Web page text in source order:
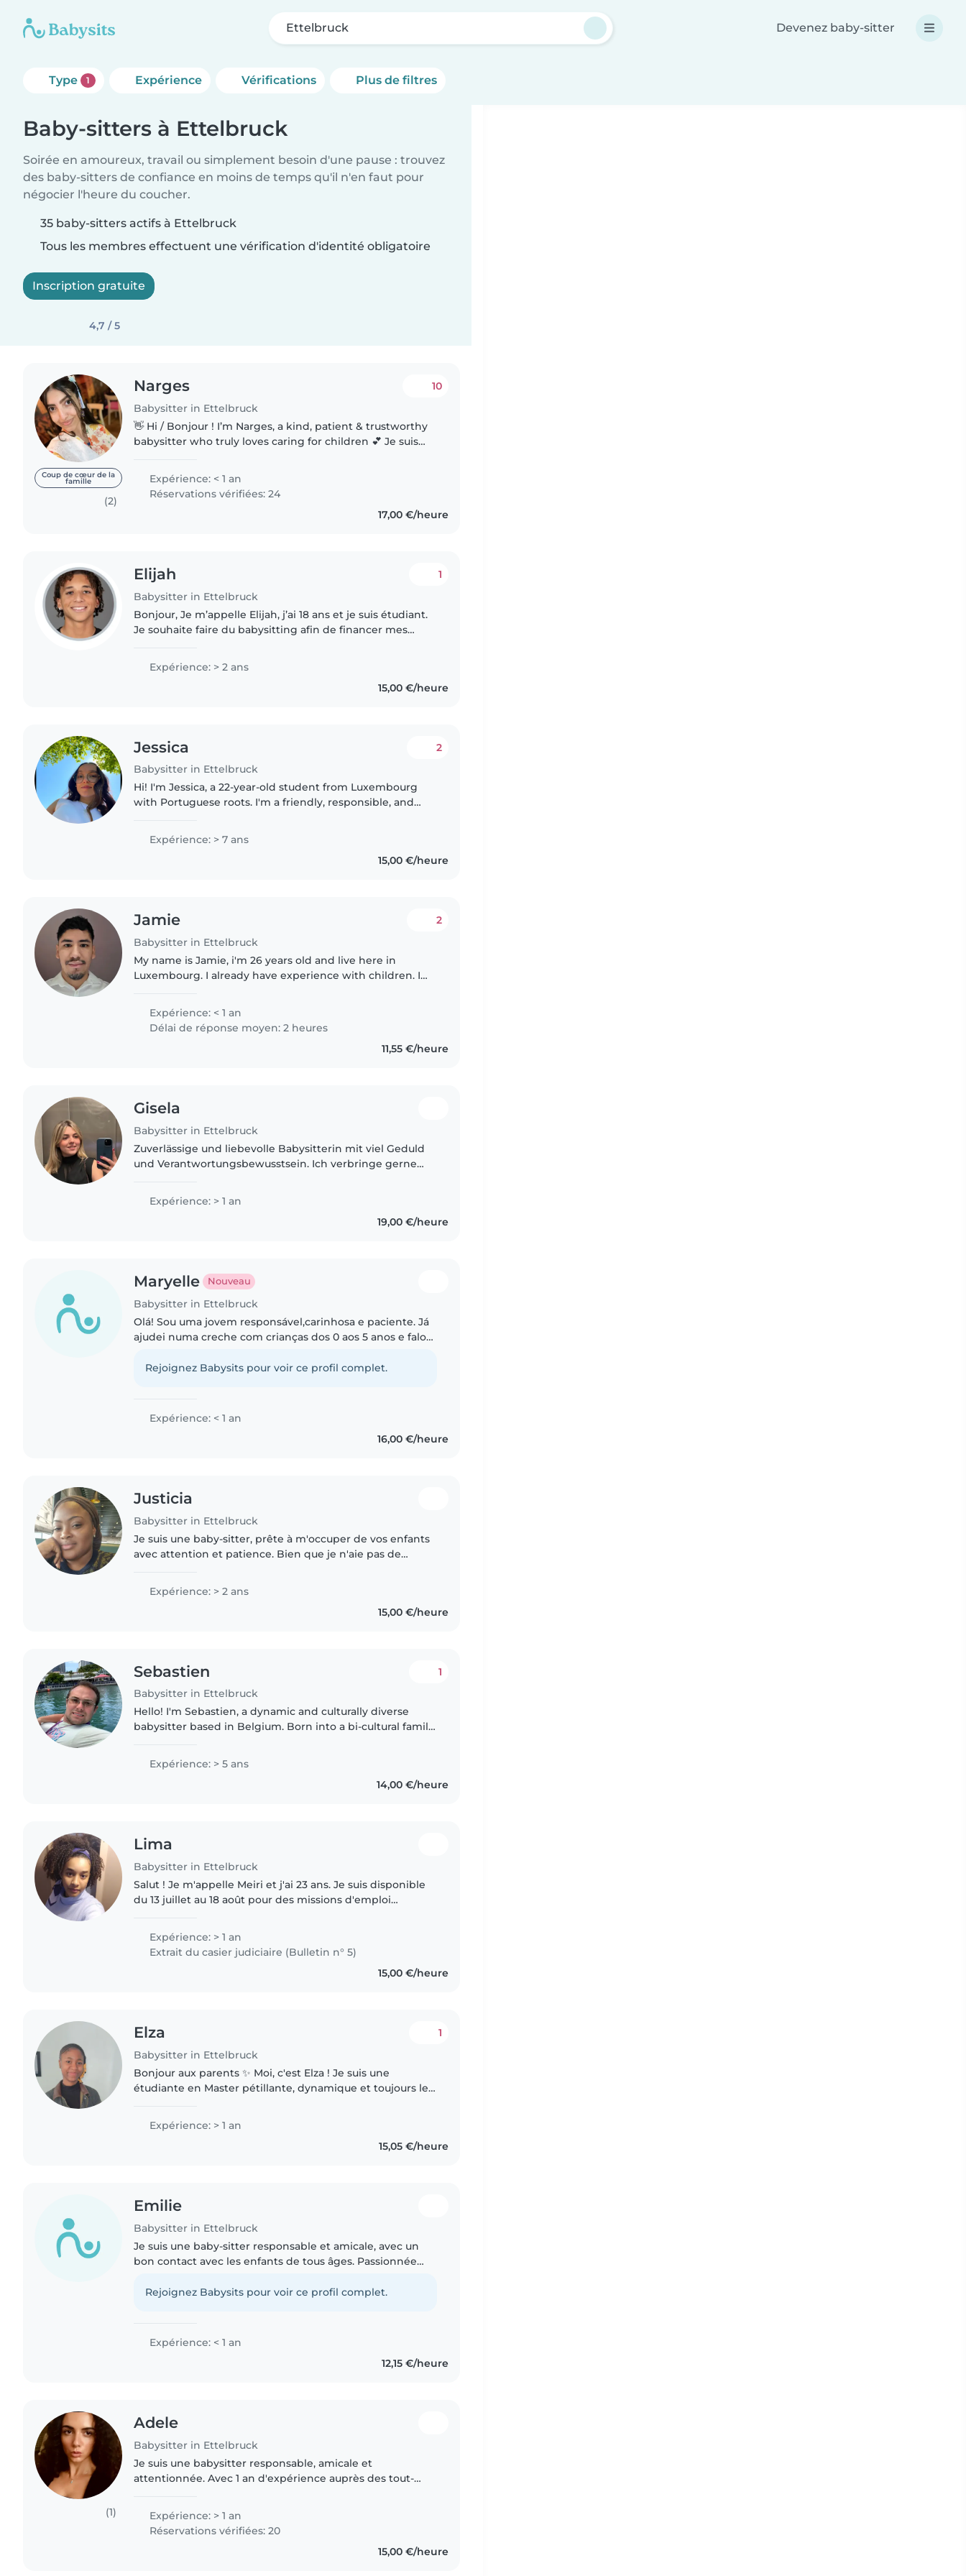
Ettelbruck Devenez baby-sitter
Type 1 Expérience Vérifications Plus de filtres
Baby-sitters à Ettelbruck
Soirée en amoureux, travail ou simplement besoin d'une pause : trouvez
des baby-sitters de confiance en moins de temps qu'il n'en faut pour
négocier l'heure du coucher.
35 baby-sitters actifs à Ettelbruck
Tous les membres effectuent une vérification d'identité obligatoire
Inscription gratuite
4,7 / 5
Coup de cœur de la
famille
(2)
Narges
Babysitter in Ettelbruck
10
👋 Hi / Bonjour ! I’m Narges, a kind, patient & trustworthy
babysitter who truly loves caring for children 💕 Je suis
passionnée..
Expérience: < 1 an
Réservations vérifiées: 24
17,00 €/heure
Elijah
Babysitter in Ettelbruck
1
Bonjour, Je m’appelle Elijah, j’ai 18 ans et je suis étudiant.
Je souhaite faire du babysitting afin de financer mes
Expérience: > 2 ans
15,00 €/heure
Jessica
Babysitter in Ettelbruck
2
Hi! I'm Jessica, a 22-year-old student from Luxembourg
with Portuguese roots. I'm a friendly, responsible, and
discovering different..
Expérience: > 7 ans
15,00 €/heure
Jamie
Babysitter in Ettelbruck
2
My name is Jamie, i'm 26 years old and live here in
Luxembourg. I already have experience with children. I
flexible. If you are..
Expérience: < 1 an
Délai de réponse moyen: 2 heures
11,55 €/heure
Gisela
Babysitter in Ettelbruck
Zuverlässige und liebevolle Babysitterin mit viel Geduld
und Verantwortungsbewusstsein. Ich verbringe gerne
dabei immer auf..
Expérience: > 1 an
19,00 €/heure
Maryelle Nouveau
Babysitter in Ettelbruck
Olá! Sou uma jovem responsável,carinhosa e paciente. Já
ajudei numa creche com crianças dos 0 aos 5 anos e falo
carinho e atenção...
Rejoignez Babysits pour voir ce profil complet.
Expérience: < 1 an
16,00 €/heure
Justicia
Babysitter in Ettelbruck
Je suis une baby-sitter, prête à m'occuper de vos enfants
avec attention et patience. Bien que je n'aie pas de
Expérience: > 2 ans
15,00 €/heure
Sebastien
Babysitter in Ettelbruck
1
Hello! I'm Sebastien, a dynamic and culturally diverse
babysitter based in Belgium. Born into a bi-cultural family
a unique perspective..
Expérience: > 5 ans
14,00 €/heure
Lima
Babysitter in Ettelbruck
Salut ! Je m'appelle Meiri et j'ai 23 ans. Je suis disponible
du 13 juillet au 18 août pour des missions d'emploi
j'aime beaucoup..
Expérience: > 1 an
Extrait du casier judiciaire (Bulletin n° 5)
15,00 €/heure
Elza
Babysitter in Ettelbruck
1
Bonjour aux parents ✨ Moi, c'est Elza ! Je suis une
étudiante en Master pétillante, dynamique et toujours le
familles et de..
Expérience: > 1 an
15,05 €/heure
Emilie
Babysitter in Ettelbruck
Je suis une baby-sitter responsable et amicale, avec un
bon contact avec les enfants de tous âges. Passionnée
aussi aider..
Rejoignez Babysits pour voir ce profil complet.
Expérience: < 1 an
12,15 €/heure
(1)
Adele
Babysitter in Ettelbruck
Je suis une babysitter responsable, amicale et
attentionnée. Avec 1 an d'expérience auprès des tout-
Expérience: > 1 an
Réservations vérifiées: 20
15,00 €/heure